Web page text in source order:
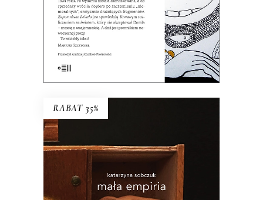
E-BOOK DO KOSZYKA
43.00zł 21.50zł
RABAT 35%
MAŁA EMPIRIA